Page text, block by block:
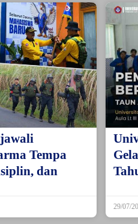
Tempa
dan
29/07/